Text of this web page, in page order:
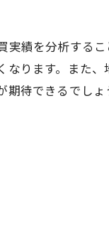
実績を分析する
ります。また、
待できるでしょ